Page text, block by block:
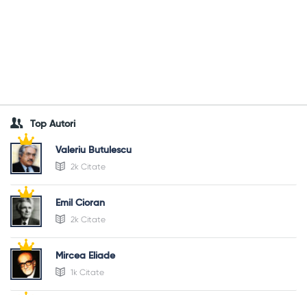
Top Autori
Valeriu Butulescu
2k Citate
Emil Cioran
2k Citate
Mircea Eliade
1k Citate